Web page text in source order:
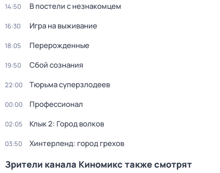
14:50 В постели с незнакомцем
16:30 Игра на выживание
18:05 Перерожденные
19:50 Сбой сознания
22:00 Тюрьма суперзлодеев
00:00 Профессионал
02:05 Клык 2: Город волков
03:50 Хинтерленд: город грехов
Зрители канала Киномикс также смотрят